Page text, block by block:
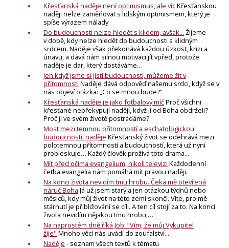
Křesťanská naděje není optimismus, ale vícKřesťanskou
naději nelze zaměňovat s lidským optimismem, který je
spíše výrazem nálady.
Do budoucnosti nelze hledět s klidem, avšak... Žijeme
v době, kdy nelze hledět do budoucnosti s klidným
srdcem. Naděje však překonává každou úzkost, krizi a
únavu, a dává nám silnou motivaci jít vpřed, protože
naděje je dar, který dostáváme…
Jen když jsme si jisti budoucností, můžeme žít v
přítomnosti Naděje dává odpověď našemu srdci, ​když se v
nás objeví otázka: „Co se mnou bude?“
Křesťanská naděje je jako fotbalový míčProč všichni
křesťané nepřekypují nadějí, když ji od Boha obdrželi?
Proč ji ve svém životě postrádáme?
Most mezi temnou přítomností a eschatologickou
budoucností: naděje Křesťanský život se odehrává mezi
polotemnou přítomností a budoucností, která už nyní
probleskuje… Každý člověk prožívá toto drama...
Mít před očima evangelium, nikoli televizi Každodenní
četba evangelia nám pomáhá mít pravou naději.
Na konci života nevidím tmu hrobu. Čeká mě otevřená
náruč Boha Já už jsem starý a jen otázkou týdnů nebo
měsíců, kdy můj život na této zemi skončí. Víte, pro mě
stárnutí je přibližování se cíli. A ten cíl stojí za to. Na konci
života nevidím nějakou tmu hrobu,…
Na naprostém dně říká Job: “Vím, že můj Vykupitel
žije" Mnoho věcí nás uvádí do zoufalství...
Naděje - seznam všech textů k tématu